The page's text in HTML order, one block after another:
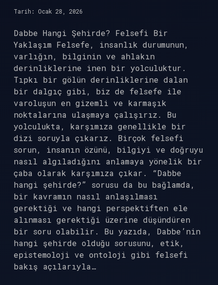
Tarih: Ocak 28, 2026
Dabbe Hangi Şehirde? Felsefi Bir
Yaklaşım Felsefe, insanlık durumunun,
varlığın, bilginin ve ahlakın
derinliklerine inen bir yolculuktur.
Tıpkı bir gölün derinliklerine dalan
bir dalgıç gibi, biz de felsefe ile
varoluşun en gizemli ve karmaşık
noktalarına ulaşmaya çalışırız. Bu
yolculukta, karşımıza genellikle bir
dizi soruyla çıkarız. Birçok felsefi
sorun, insanın özünü, bilgiyi ve doğruyu
nasıl algıladığını anlamaya yönelik bir
çaba olarak karşımıza çıkar. “Dabbe
hangi şehirde?” sorusu da bu bağlamda,
bir kavramın nasıl anlaşılması
gerektiği ve hangi perspektiften ele
alınması gerektiği üzerine düşündüren
bir soru olabilir. Bu yazıda, Dabbe’nin
hangi şehirde olduğu sorusunu, etik,
epistemoloji ve ontoloji gibi felsefi
bakış açılarıyla…